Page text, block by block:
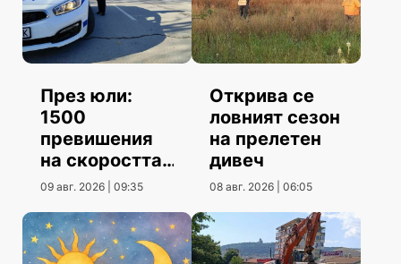
През юли:
1500
превишения
на скоростта
повече от юни
09 авг. 2026 | 09:35
Открива се
ловният сезон
на прелетен
дивеч
08 авг. 2026 | 06:05